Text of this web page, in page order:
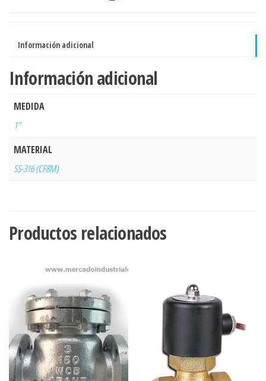
(CF8M)
TIPO
T
-
(NPT)
08-
25)
cantidad
Información adicional
Información adicional
MEDIDA
1"
MATERIAL
SS-316 (CF8M)
Productos relacionados